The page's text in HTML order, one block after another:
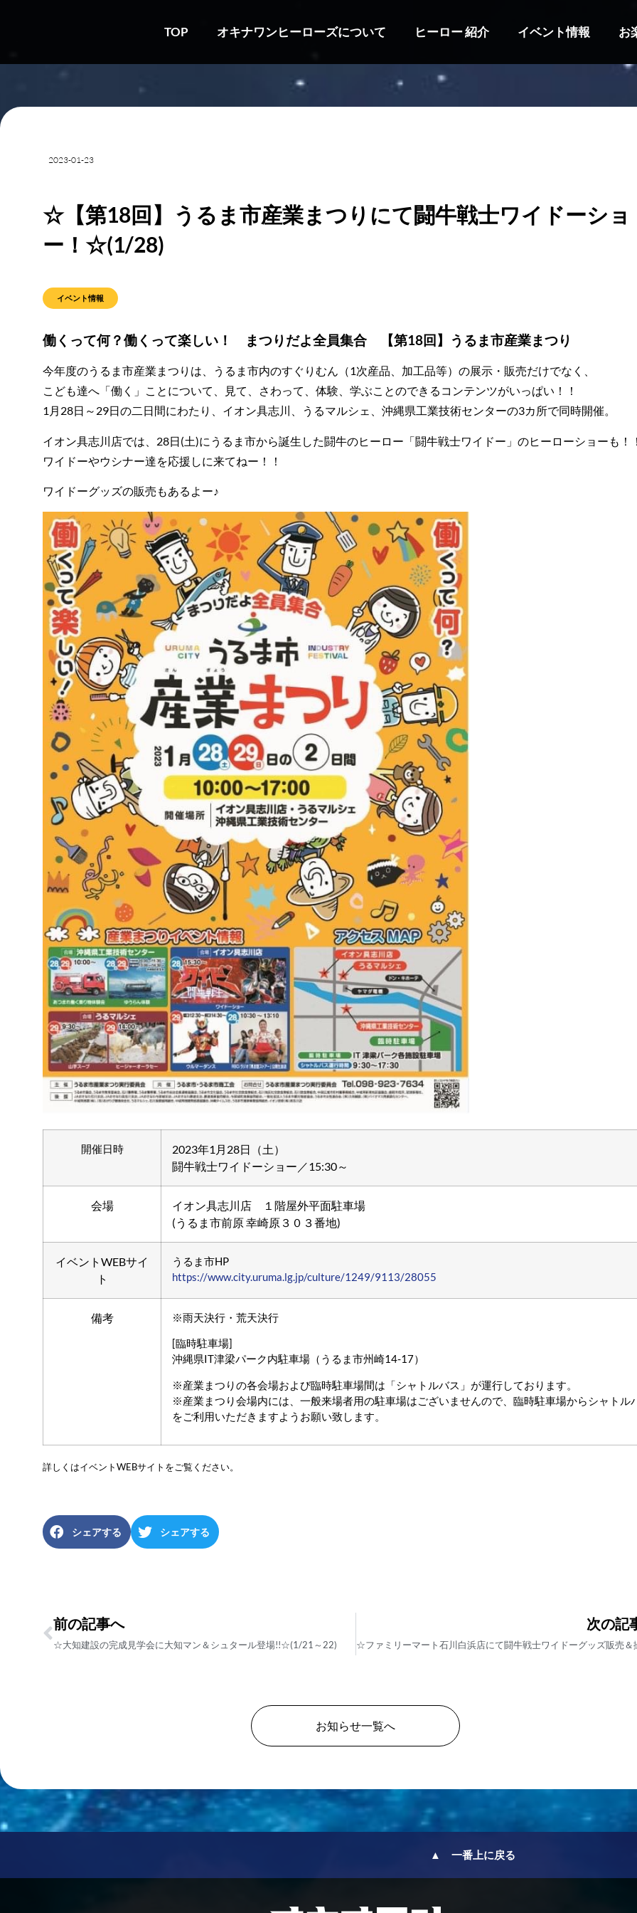
TOP オキナワンヒーローズについて ヒーロー 紹介 イベント情報 お
2023-01-23
☆【第18回】うるま市産業まつりにて闘牛戦士ワイドーショ
ー！☆(1/28)
イベント情報
働くって何？働くって楽しい！ まつりだよ全員集合 【第18回】うるま市産業まつり
今年度のうるま市産業まつりは、うるま市内のすぐりむん（1次産品、加工品等）の展示・販売だけでなく、
こども達へ「働く」ことについて、見て、さわって、体験、学ぶことのできるコンテンツがいっぱい！！
1月28日～29日の二日間にわたり、イオン具志川、うるマルシェ、沖縄県工業技術センターの3カ所で同時開催。
イオン具志川店では、 28日(土)にうるま市から誕生した闘牛のヒーロー「闘牛戦士ワイドー」のヒーローショーも！
ワイドーやウシナー達を応援しに来てねー！！
ワイドーグッズの販売もあるよー♪
開催日時
2023年1月28日（土）
闘牛戦士ワイドーショー／15:30～
会場
イオン具志川店 １階屋外平面駐車場
(うるま市前原 幸崎原３０３番地)
イベントWEBサイ
ト
うるま市HP
https://www.city.uruma.lg.jp/culture/1249/9113/28055
備考 ※雨天決行・荒天決行
[臨時駐車場]
沖縄県IT津梁パーク内駐車場（うるま市州崎14-17）
※産業まつりの各会場および臨時駐車場間は「シャトルバス」が運行しております。
※産業まつり会場内には、一般来場者用の駐車場はございませんので、臨時駐車場からシャトル
をご利用いただきますようお願い致します。
詳しくはイベントWEBサイトをご覧ください。
シェアする シェアする
前の記事へ
☆大知建設の完成見学会に大知マン＆シュタール登場!!☆(1/21～22)
次の記
お知らせ一覧へ
▲ 一番上に戻る